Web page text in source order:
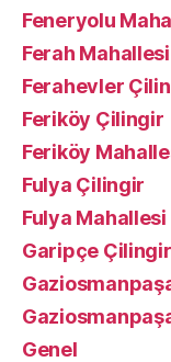
Feneryolu
Ferah
Ferahevler
Feriköy Çilingir
Feriköy
Fulya Çilingir
Fulya
Garipçe Çilingir
Genel